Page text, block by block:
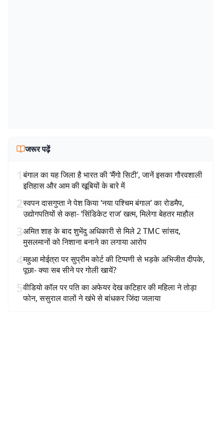
जरूर पढ़ें
1बंगाल का यह जिला है भारत की ‘मैंगो सिटी’, जानें इसका गौरवशाली
इतिहास और आम की खूबियों के बारे में
2स्वपन दासगुप्ता ने पेश किया ‘नया पश्चिम बंगाल’ का रोडमैप,
उद्योगपतियों से कहा- ‘सिंडिकेट राज’ खत्म, मिलेगा बेहतर माहौल
3अमित शाह के बाद शुभेंदु अधिकारी से मिले 2 TMC सांसद,
मुसलमानों को निशाना बनाने का लगाया आरोप
4महुआ मोईत्रा पर सुप्रीम कोर्ट की टिप्पणी से भड़के अभिजीत दीपके,
पूछा- क्या सब सीने पर गोली खायें?
5वीडियो कॉल पर पति का अफेयर देख कटिहार की महिला ने तोड़ा
फोन, ससुराल वालों ने खंभे से बांधकर जिंदा जलाया